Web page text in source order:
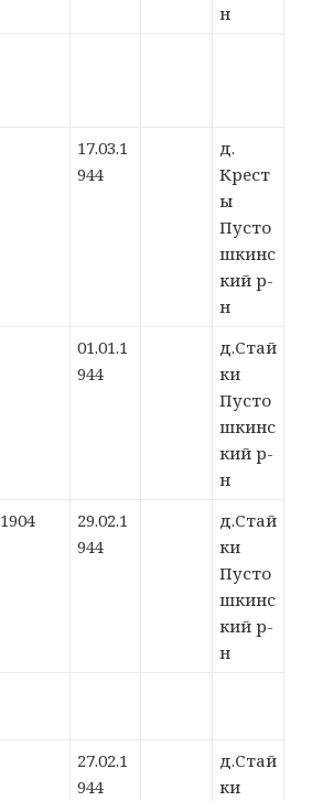
н
17.03.1
944
д.
Крест
ы
Пусто
шкинс
кий р-
н
01.01.1
944
д.Стай
ки
Пусто
шкинс
кий р-
н
1904
29.02.1
944
д.Стай
ки
Пусто
шкинс
кий р-
н
27.02.1
944
д.Стай
ки